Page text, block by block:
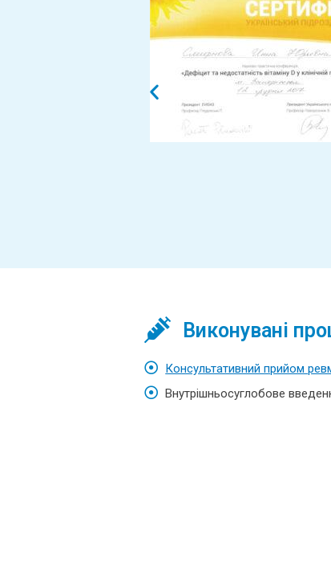
Виконувані
Консультативний прийом
Внутрішньосуглобове